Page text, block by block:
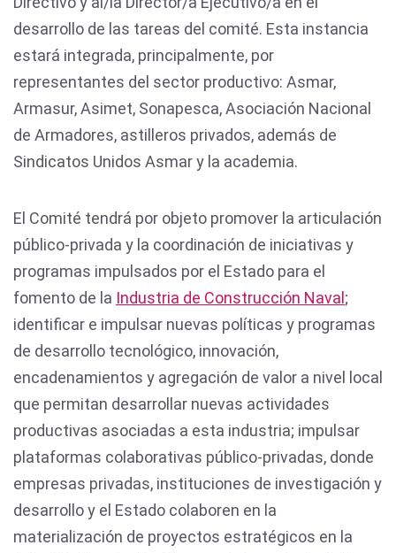
desarrollo de las tareas del comité. Esta instancia
estará integrada, principalmente, por
representantes del sector productivo: Asmar,
Armasur, Asimet, Sonapesca, Asociación Nacional
de Armadores, astilleros privados, además de
Sindicatos Unidos Asmar y la academia.
El Comité tendrá por objeto promover la articulación
público-privada y la coordinación de iniciativas y
programas impulsados por el Estado para el
fomento de la Industria de Construcción Naval ;
identificar e impulsar nuevas políticas y programas
de desarrollo tecnológico, innovación,
encadenamientos y agregación de valor a nivel local
que permitan desarrollar nuevas actividades
productivas asociadas a esta industria; impulsar
plataformas colaborativas público-privadas, donde
empresas privadas, instituciones de investigación y
desarrollo y el Estado colaboren en la
materialización de proyectos estratégicos en la